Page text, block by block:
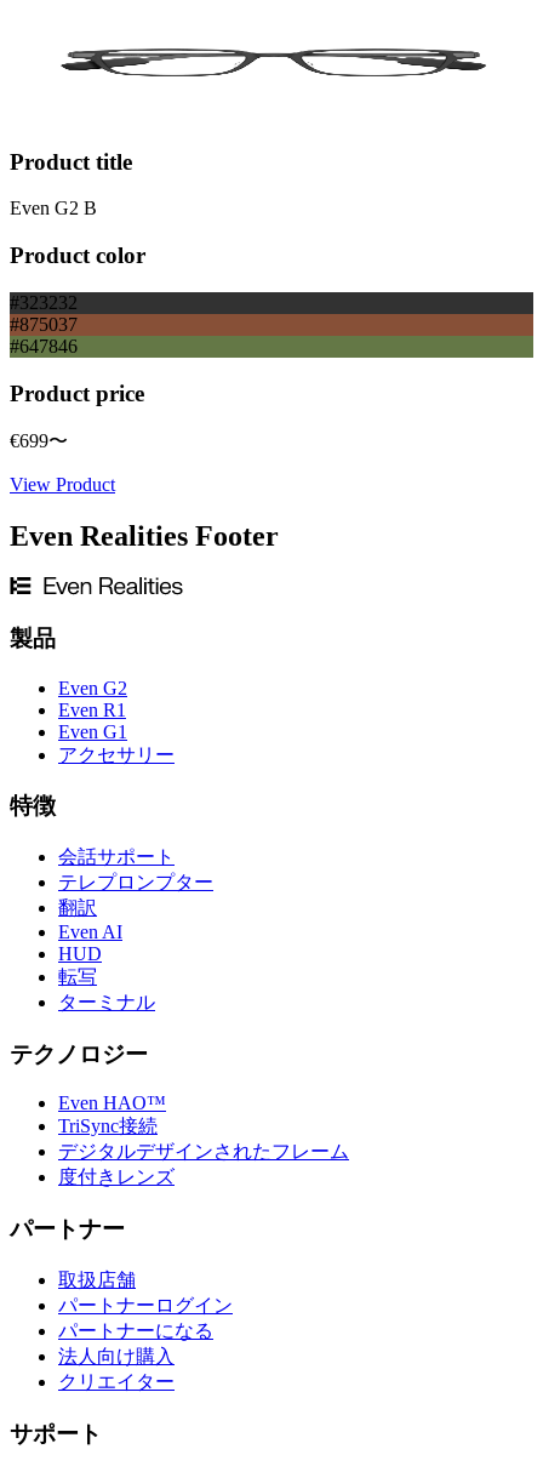
Product title
Even G2 B
Product color
#323232
#875037
#647846
Product price
€699〜
View Product
Even Realities Footer
製品
Even G2
Even R1
Even G1
アクセサリー
特徴
会話サポート
テレプロンプター
翻訳
Even AI
HUD
転写
ターミナル
テクノロジー
Even HAO™
TriSync接続
デジタルデザインされたフレーム
度付きレンズ
パートナー
取扱店舗
パートナーログイン
パートナーになる
法人向け購入
クリエイター
サポート